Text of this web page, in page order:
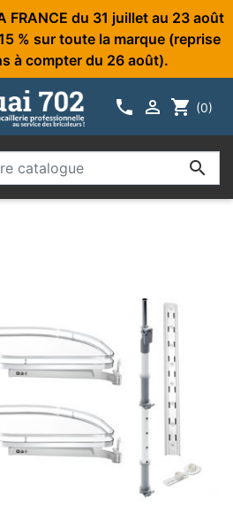
FRANCE du 31 juillet au 23 août
% sur toute la marque (reprise
à compter du 26 août).
  shopping_cart (0)
